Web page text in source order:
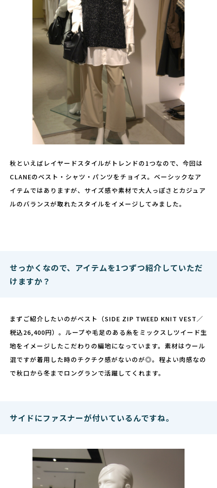
秋といえばレイヤードスタイルがトレンドの1つなので、今回は
CLANEのベスト・シャツ・パンツをチョイス。ベーシックなア
イテムではありますが、サイズ感や素材で大人っぽさとカジュア
ルのバランスが取れたスタイルをイメージしてみました。
せっかくなので、アイテムを1つずつ紹介していただ
けますか？
まずご紹介したいのがベスト（SIDE ZIP TWEED KNIT VEST／
税込26,400円）。ループや毛足のある糸をミックスしツイード生
地をイメージしたこだわりの編地になっています。素材はウール
混ですが着用した時のチクチク感がないのが◎。程よい肉感なの
で秋口から冬までロングランで活躍してくれます。
サイドにファスナーが付いているんですね。